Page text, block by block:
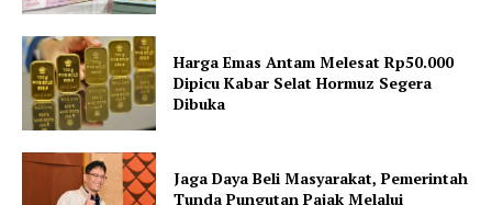
Harga Emas Antam Melesat Rp50.000
Dipicu Kabar Selat Hormuz Segera
Dibuka
Jaga Daya Beli Masyarakat, Pemerintah
Tunda Pungutan Pajak Melalui